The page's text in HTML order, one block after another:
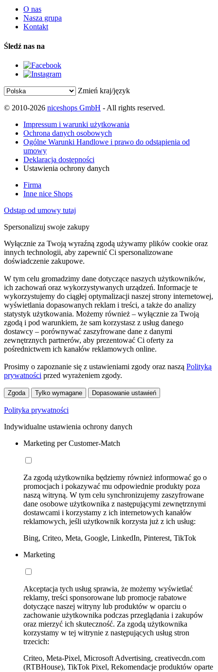
O nas
Nasza grupa
Kontakt
Śledź nas na
Zmień kraj/język
© 2010-2026 niceshops GmbH - All rights reserved.
Impressum i warunki użytkowania
Ochrona danych osobowych
Ogólne Warunki Handlowe i prawo do odstąpienia od
umowy
Deklaracja dostępności
Ustawienia ochrony danych
Firma
Inne nice Shops
Odstąp od umowy tutaj
Spersonalizuj swoje zakupy
Wyłącznie za Twoją wyraźną zgodą używamy plików cookie oraz
innych technologii, aby zapewnić Ci spersonalizowane
doświadczenie zakupowe.
W tym celu gromadzimy dane dotyczące naszych użytkowników,
ich zachowań oraz wykorzystywanych urządzeń. Informacje te
wykorzystujemy do ciągłej optymalizacji naszej strony internetowej,
wyświetlania dopasowanych reklam i treści, a także do analizy
statystyk użytkowania. Możemy również – wyłącznie za Twoją
zgodą i pod warunkiem, że sam korzystasz z usług danego
dostawcy – porównywać zaszyfrowane dane z danymi
zewnętrznych partnerów, aby prezentować Ci oferty za
pośrednictwem ich kanałów reklamowych online.
Prosimy o zapoznanie się z ustawieniami zgody oraz naszą Polityką
prywatności przed wyrażeniem zgody.
Zgoda Tylko wymagane Dopasowanie ustawień
Polityka prywatności
Indywidualne ustawienia ochrony danych
Marketing per Customer-Match
Za zgodą użytkownika będziemy również informować go o
promocjach i pokazywać mu odpowiednie produkty poza
naszą witryną. W tym celu synchronizujemy zaszyfrowane
dane osobowe użytkownika z następującymi zewnętrznymi
dostawcami i korzystamy z ich internetowych kanałów
reklamowych, jeśli użytkownik korzysta już z ich usług:
Bing, Criteo, Meta, Google, LinkedIn, Pinterest, TikTok
Marketing
Akceptacja tych usług sprawia, że możemy wyświetlać
reklamy, treści sponsorowane lub promocje rabatowe
dotyczące naszej witryny lub produktów w oparciu o
zachowanie użytkownika podczas przeglądania i zakupów
oraz mierzyć ich skuteczność. Za zgodą użytkownika
korzystamy w tej witrynie z następujących usług stron
trzecich:
Criteo, Meta-Pixel, Microsoft Advertising, creativecdn.com
(RTBHouse), TikTok Pixel, Rekomendacje produktów oparte